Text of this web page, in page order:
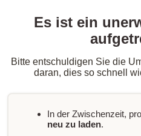
Es ist ein
Bitte entschuldigen Sie die
daran, dies so schnell
In der Zwischenzeit,
neu zu laden.